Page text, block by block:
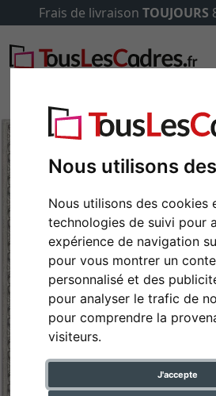
Nous utilisons
Nous utilisons des cookies
technologies de suivi pour
expérience de navigation
pour vous montrer un
personnalisé et des
pour analyser le trafic de
pour comprendre la
visiteurs.
J'accepte
Frais de livraison TOUJOURS
Retour